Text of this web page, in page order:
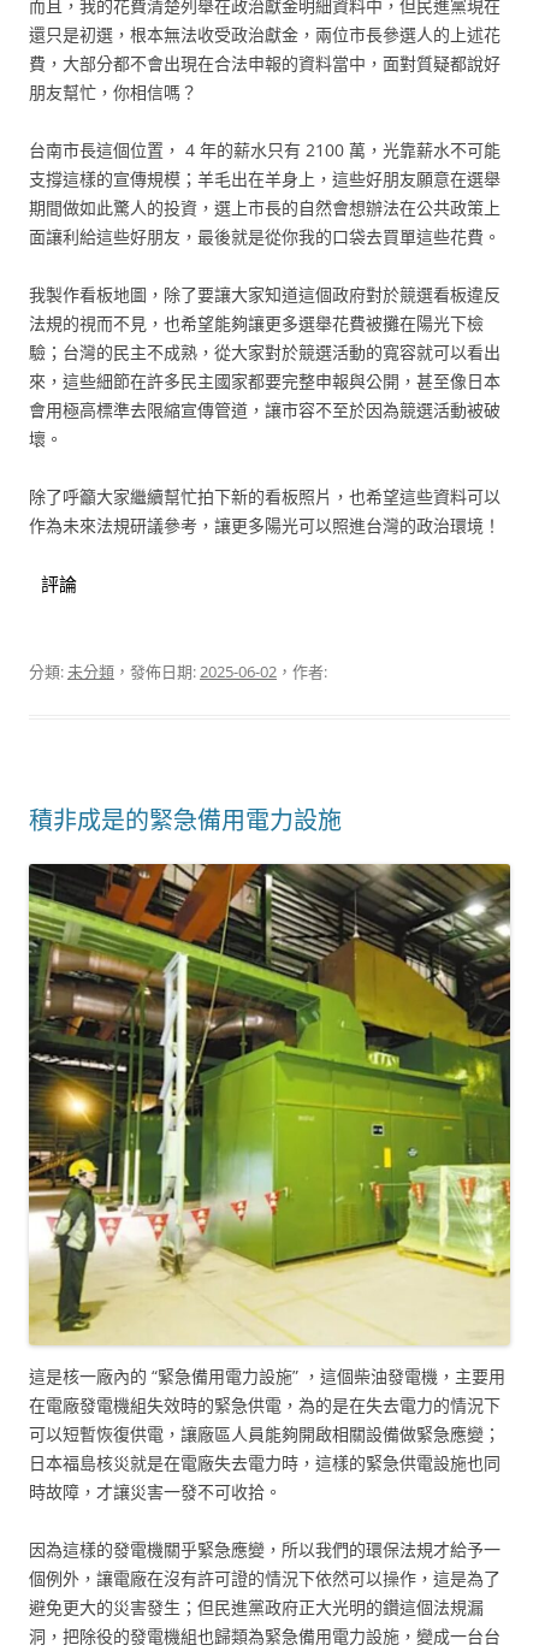
而且，我的花費清楚列舉在政治獻金明細資料中，但民進黨現在
還只是初選，根本無法收受政治獻金，兩位市長參選人的上述花
費，大部分都不會出現在合法申報的資料當中，面對質疑都說好
朋友幫忙，你相信嗎？
台南市長這個位置， 4 年的薪水只有 2100 萬，光靠薪水不可能
支撐這樣的宣傳規模；羊毛出在羊身上，這些好朋友願意在選舉
期間做如此驚人的投資，選上市長的自然會想辦法在公共政策上
面讓利給這些好朋友，最後就是從你我的口袋去買單這些花費。
我製作看板地圖，除了要讓大家知道這個政府對於競選看板違反
法規的視而不見，也希望能夠讓更多選舉花費被攤在陽光下檢
驗；台灣的民主不成熟，從大家對於競選活動的寬容就可以看出
來，這些細節在許多民主國家都要完整申報與公開，甚至像日本
會用極高標準去限縮宣傳管道，讓市容不至於因為競選活動被破
壞。
除了呼籲大家繼續幫忙拍下新的看板照片，也希望這些資料可以
作為未來法規研議參考，讓更多陽光可以照進台灣的政治環境！
評論
分類:未分類 ，發佈日期:2025-06-02 ，作者:
積非成是的緊急備用電力設施
這是核一廠內的 “緊急備用電力設施” ，這個柴油發電機，主要用
在電廠發電機組失效時的緊急供電，為的是在失去電力的情況下
可以短暫恢復供電，讓廠區人員能夠開啟相關設備做緊急應變；
日本福島核災就是在電廠失去電力時，這樣的緊急供電設施也同
時故障，才讓災害一發不可收拾。
因為這樣的發電機關乎緊急應變，所以我們的環保法規才給予一
個例外，讓電廠在沒有許可證的情況下依然可以操作，這是為了
避免更大的災害發生；但民進黨政府正大光明的鑽這個法規漏
洞，把除役的發電機組也歸類為緊急備用電力設施，變成一台台